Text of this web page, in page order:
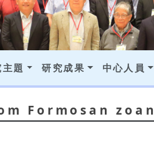
題 研究成果 中心人員
Formosan